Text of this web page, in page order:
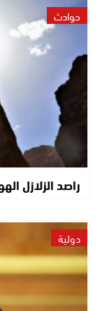
حوادث
راصد الزلازل
دولية